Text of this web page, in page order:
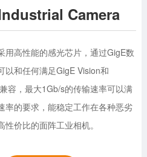
Camera
用高性能的感光芯片，通过GigE数
以和任何满足GigE Vision和
容，最大1Gb/s的传输速率可以满
率的要求，能稳定工作在各种恶劣
价比的面阵工业相机。